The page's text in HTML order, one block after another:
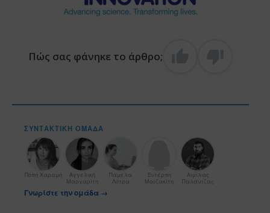
Πώς σας φάνηκε το άρθρο;
ΣΥΝΤΑΚΤΙΚΉ ΟΜΆΔΑ
Πόπη Χαραμή
Αγγελική
Μαργαρίτη
Πάμελα
Λύτρα
Ευτέρπη
Μουζακίτη
Αιμίλιος
Παλάντζας
Γνωρίστε την ομάδα →